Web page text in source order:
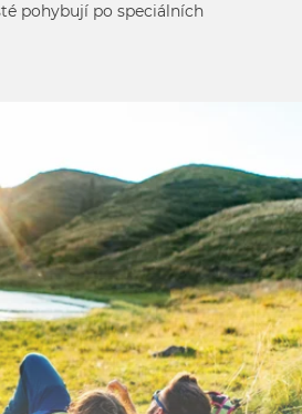
pohybují po speciálních